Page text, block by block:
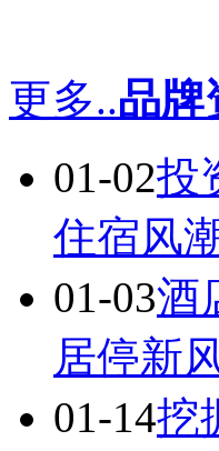
更多..品牌
01-02投
住宿风
01-03酒
居停新
01-14挖